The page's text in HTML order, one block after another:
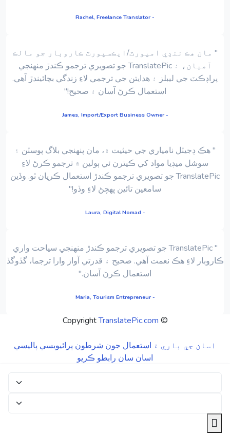
- Rachel, Freelance Translator
" مان هڪ ننڍي امپورٽ/ايڪسپورٽ ڪاروبار جو مالڪ
آهيان، ۽ TranslatePic جو تصويري ترجمو ڪندڙ منهنجي
پراڊڪٽ جي ليبلز ۽ هدايتن جي ترجمي لاءِ زندگي بچائيندڙ آهي.
استعمال ڪرڻ آسان ۽ صحيح!"
- James, Import/Export Business Owner
" هڪ ڊجيٽل نامياري جي حيثيت ۾، مان پنهنجي بلاگ پوسٽن ۽
سوشل ميڊيا مواد کي ڪيترن ئي ٻولين ۾ ترجمو ڪرڻ لاءِ
TranslatePic جو تصويري ترجمو ڪندڙ استعمال ڪريان ٿو. وڏين
سامعين تائين پهچڻ لاءِ وڏو!"
- Laura, Digital Nomad
" TranslatePic جو تصويري ترجمو ڪندڙ منهنجي سياحت واري
ڪاروبار لاءِ هڪ نعمت آهي. صحيح ۽ قدرتي آواز وارا ترجما، گڏوگڏ
استعمال ڪرڻ آسان."
- Maria, Tourism Entrepreneur
© Copyright
TranslatePic.com
اسان جي باري ۾ استعمال جون شرطون پرائيويسي پاليسي
اسان سان رابطو ڪريو